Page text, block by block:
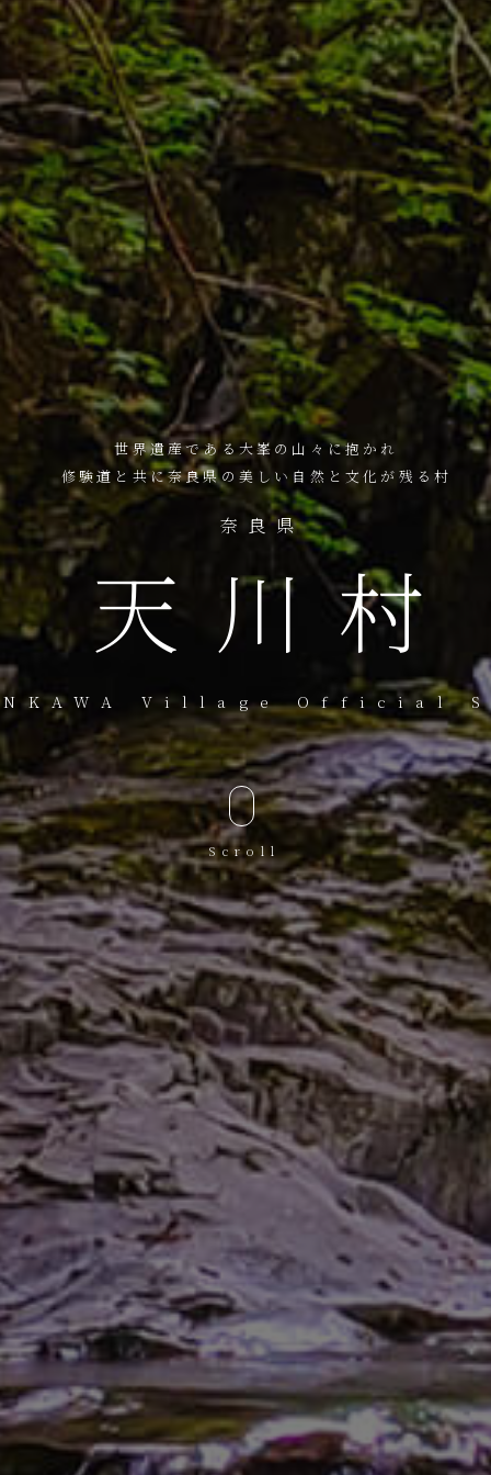
世界遺産である大峯の山々に抱かれ
修験道と共に奈良県の美しい自然と文化が残る村
奈良県
天川村
Village Official
Scroll